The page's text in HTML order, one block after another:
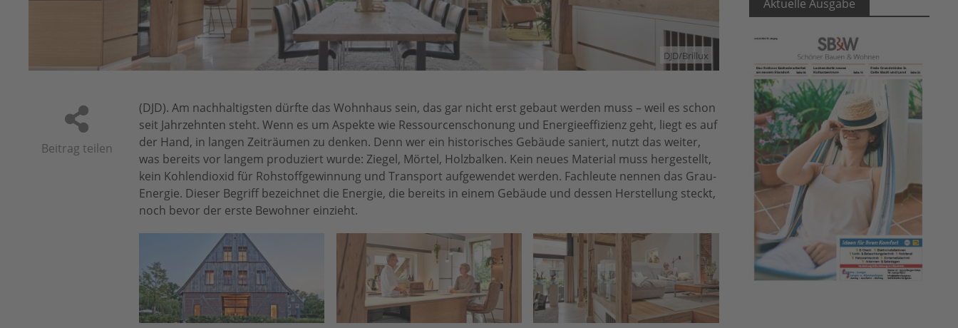
DJD/Brillux
Beitrag teilen
(DJD). Am nachhaltigsten dürfte das Wohnhaus sein, das gar nicht erst gebaut werden muss – weil es schon
seit Jahrzehnten steht. Wenn es um Aspekte wie Ressourcenschonung und Energieeffizienz geht, liegt es auf
der Hand, in langen Zeiträumen zu denken. Denn wer ein historisches Gebäude saniert, nutzt das weiter,
was bereits vor langem produziert wurde: Ziegel, Mörtel, Holzbalken. Kein neues Material muss hergestellt,
kein Kohlendioxid für Rohstoffgewinnung und Transport aufgewendet werden. Fachleute nennen das Grau-
Energie. Dieser Begriff bezeichnet die Energie, die bereits in einem Gebäude und dessen Herstellung steckt,
noch bevor der erste Bewohner einzieht.
Aktuelle Ausgabe